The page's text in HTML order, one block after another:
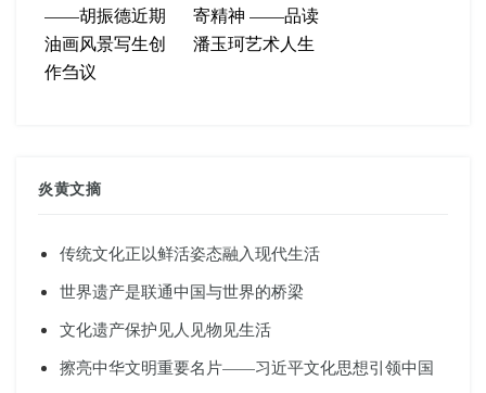
——胡振德近期
油画风景写生创
作刍议
寄精神 ——品读
潘玉珂艺术人生
炎黄文摘
传统文化正以鲜活姿态融入现代生活
世界遗产是联通中国与世界的桥梁
文化遗产保护见人见物见生活
擦亮中华文明重要名片——习近平文化思想引领中国